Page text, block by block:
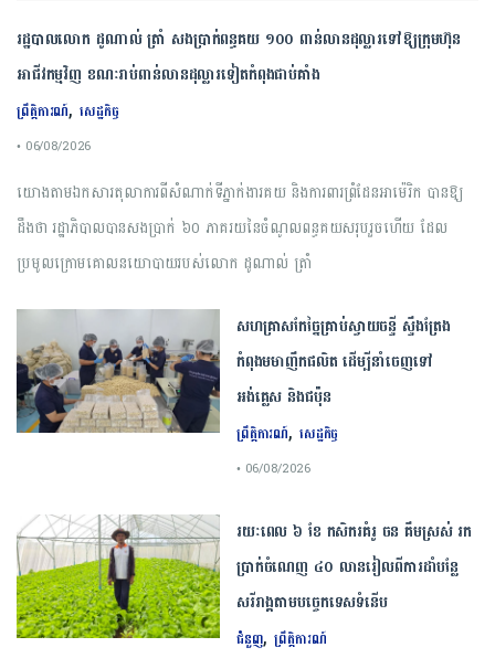
រដ្ឋបាលលោក ដូណាល់ ត្រាំ សងប្រាក់ពន្ធគយ ១០០ ពាន់លានដុល្លារទៅឱ្យក្រុមហ៊ុន
អាជីវកម្មវិញ ខណៈរាប់ពាន់លានដុល្លារទៀតកំពុងជាប់គាំង
ព្រឹត្តិការណ៍, សេដ្ឋកិច្ច
• 06/08/2026
យោងតាមឯកសារតុលាការពីសំណាក់ទីភ្នាក់ងារគយ និងការពារព្រំដែនអាម៉េរិក បានឱ្យ
ដឹងថា រដ្ឋាភិបាលបានសងប្រាក់ ៦០ ភាគរយនៃចំណូលពន្ធគយសរុបរួចហើយ ដែល
ប្រមូលក្រោមគោលនយោបាយរបស់លោក ដូណាល់ ត្រាំ
សហគ្រាសកែច្នៃគ្រាប់ស្វាយចន្ទី ស្ទឹងត្រែង
កំពុងមមាញឹកផលិត ដើម្បីនាំចេញទៅ
អង់គ្លេស និងជប៉ុន
ព្រឹត្តិការណ៍, សេដ្ឋកិច្ច
• 06/08/2026
រយៈពេល ៦ ខែ កសិករគំរូ ចន គឹមស្រស់ រក
ប្រាក់ចំណេញ ៤០ លានរៀលពីការដាំបន្លែ
សរីរាង្គតាមបច្ចេកទេសទំនើប
ជំនួញ,ព្រឹត្តិការណ៍